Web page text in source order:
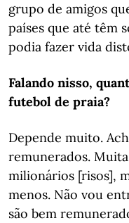
grupo de amigos
países que até têm
podia fazer vida
Falando nisso,
futebol de praia?
Depende muito.
remunerados.
milionários [risos],
menos. Não vou
são bem